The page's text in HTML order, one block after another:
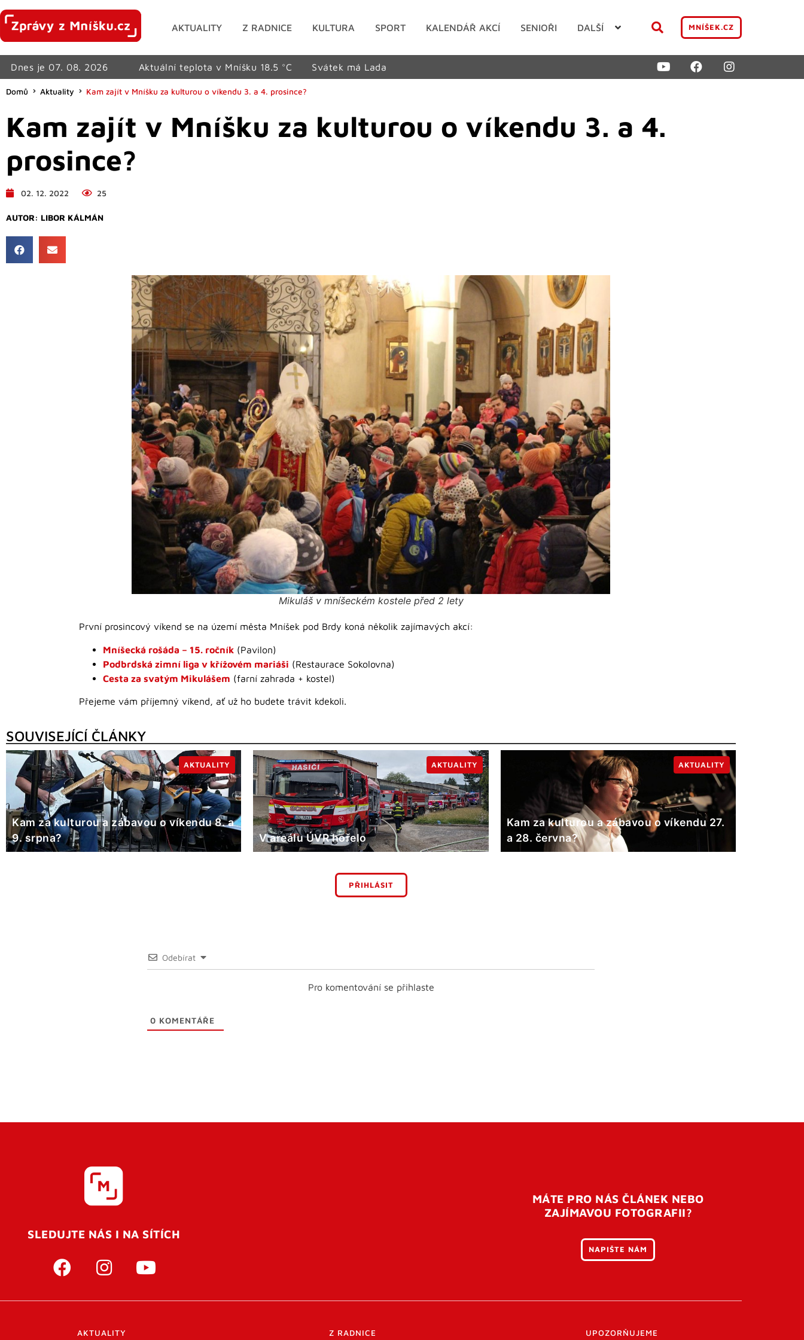
AKTUALITY Z RADNICE KULTURA SPORT KALENDÁŘ AKCÍ SENIOŘI DALŠÍ MNÍŠEK.CZ
Dnes je 07. 08. 2026 Aktuální teplota v Mníšku 18.5 °C Svátek má Lada
Domů Aktuality Kam zajít v Mníšku za kulturou o víkendu 3. a 4. prosince?
Kam zajít v Mníšku za kulturou o víkendu 3. a 4.
prosince?
02. 12. 2022 25
AUTOR: LIBOR KÁLMÁN
Mikuláš v mníšeckém kostele před 2 lety
První prosincový víkend se na území města Mníšek pod Brdy koná několik zajímavých akcí:
Mníšecká rošáda – 15. ročník (Pavilon)
Podbrdská zimní liga v křížovém mariáši (Restaurace Sokolovna)
Cesta za svatým Mikulášem (farní zahrada + kostel)
Přejeme vám příjemný víkend, ať už ho budete trávit kdekoli.
SOUVISEJÍCÍ ČLÁNKY
Kam za kulturou a zábavou o víkendu 8. a
9. srpna?
AKTUALITY
V areálu ÚVR hořelo
AKTUALITY
Kam za kulturou a zábavou o víkendu 27.
a 28. června?
AKTUALITY
PŘIHLÁSIT
Odebírat
Pro komentování se přihlaste
0 KOMENTÁŘE
SLEDUJTE NÁS I NA SÍTÍCH
MÁTE PRO NÁS ČLÁNEK NEBO
ZAJÍMAVOU FOTOGRAFII?
NAPIŠTE NÁM
AKTUALITY Z RADNICE UPOZORŇUJEME